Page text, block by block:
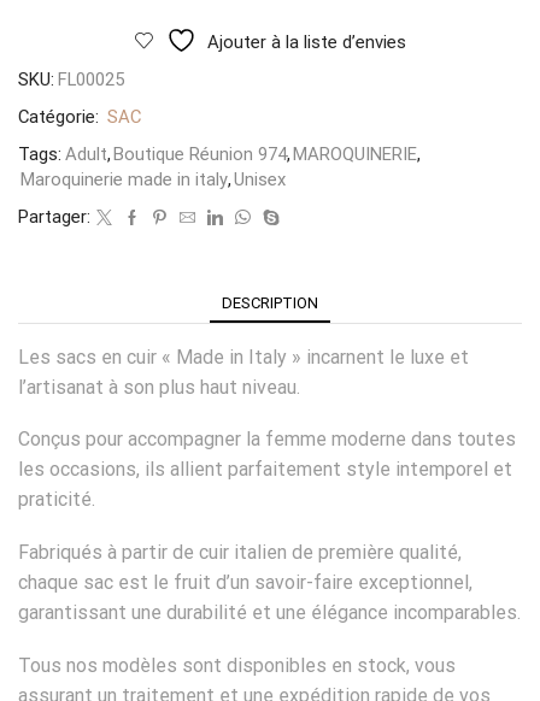
Ajouter à la liste d’envies
SKU: FL00025
Catégorie: SAC
Tags: Adult,Boutique Réunion 974,MAROQUINERIE,
Maroquinerie made in italy,Unisex
Partager:
DESCRIPTION
Les sacs en cuir « Made in Italy » incarnent le luxe et
l’artisanat à son plus haut niveau.
Conçus pour accompagner la femme moderne dans toutes
les occasions, ils allient parfaitement style intemporel et
praticité.
Fabriqués à partir de cuir italien de première qualité,
chaque sac est le fruit d’un savoir-faire exceptionnel,
garantissant une durabilité et une élégance incomparables.
Tous nos modèles sont disponibles en stock, vous
assurant un traitement et une expédition rapide de vos